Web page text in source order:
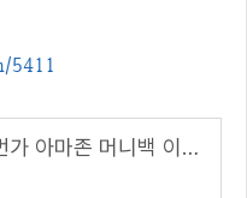
5411
앱테크, 1월 11번가 아마존 머니백 이벤트( 추천코드 : YOH9926 )